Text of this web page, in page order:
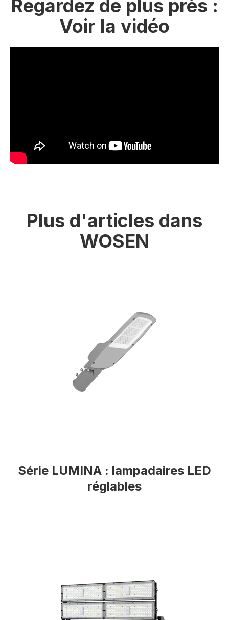
Regardez de plus près :
Voir la vidéo
Plus d'articles dans
WOSEN
Série LUMINA : lampadaires LED
réglables